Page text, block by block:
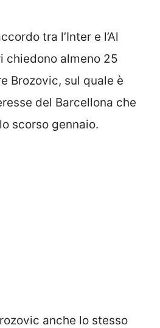
tra l’Inter e l’Al
chiedono almeno 25
Brozovic, sul quale è
del Barcellona che
scorso gennaio.
anche lo stesso